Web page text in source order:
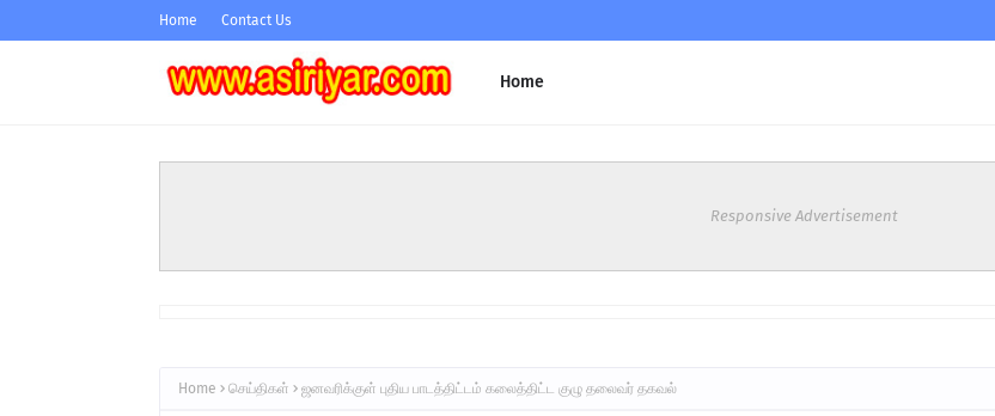
Home Contact Us
Home
Responsive Advertisement
Home செய்திகள் ஜனவரிக்குள் புதிய பாடத்திட்டம் கலைத்திட்ட குழு தலைவர் தகவல்